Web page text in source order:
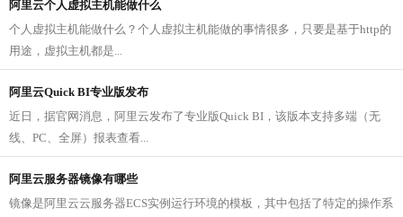
阿里云个人虚拟主机能做什么
个人虚拟主机能做什么？个人虚拟主机能做的事情很多，只要是基于http的
用途，虚拟主机都是...
阿里云Quick BI专业版发布
近日，据官网消息，阿里云发布了专业版Quick BI，该版本支持多端（无
线、PC、全屏）报表查看...
阿里云服务器镜像有哪些
镜像是阿里云云服务器ECS实例运行环境的模板，其中包括了特定的操作系